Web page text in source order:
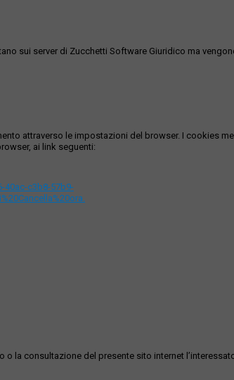
sui server di Zucchetti Software Giuridico ma
attraverso le impostazioni del browser. I cookies
ai link seguenti:
c3b8-57b9-
o la consultazione del presente sito internet